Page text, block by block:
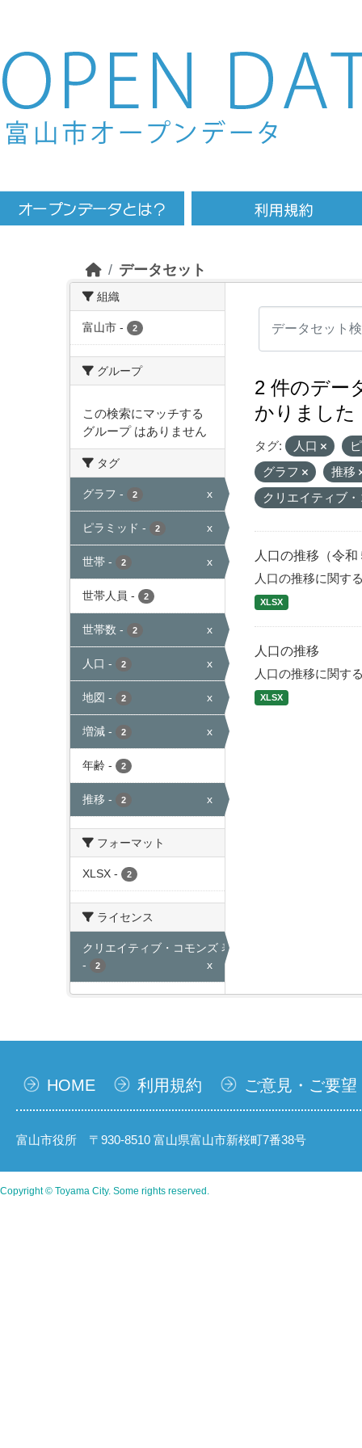
Skip to main content
データセット
組織
富山市 - 2
グループ
この検索にマッチする
グループ はありません
タグ
グラフ - 2 x
ピラミッド - 2 x
世帯 - 2 x
世帯人員 - 2
世帯数 - 2 x
人口 - 2 x
地図 - 2 x
増減 - 2 x
年齢 - 2
推移 - 2 x
フォーマット
XLSX - 2
ライセンス
クリエイティブ・コモンズ 表示
-
2 x
2 件のデー
かりました
タグ: 人口
グラフ
推移
クリエイティブ
人口の推移（令和
人口の推移に関す
XLSX
人口の推移
人口の推移に関す
XLSX
HOME 利用規約 ご意見・ご要望
富山市役所 〒930-8510 富山県富山市新桜町7番38号
Copyright © Toyama City. Some rights reserved.